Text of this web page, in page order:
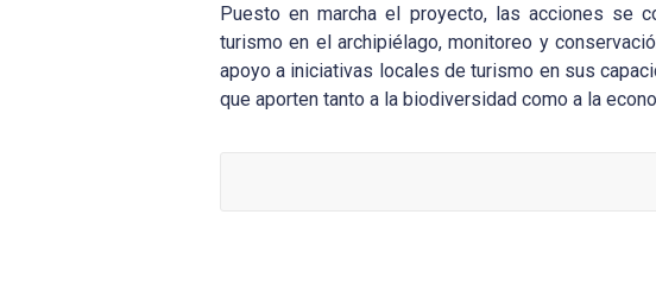
Puesto en marcha el proyecto, las acciones se
turismo en el archipiélago, monitoreo y
apoyo a iniciativas locales de turismo en sus
que aporten tanto a la biodiversidad como a la